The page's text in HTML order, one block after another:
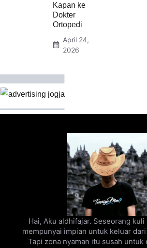
Kapan ke
Dokter
Ortopedi
April 24,
2026